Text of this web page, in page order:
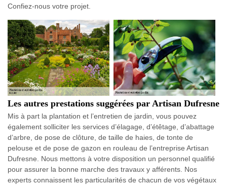
Confiez-nous votre projet.
Les autres prestations suggérées par Artisan Dufresne
Mis à part la plantation et l’entretien de jardin, vous pouvez
également solliciter les services d’élagage, d’étêtage, d’abattage
d’arbre, de pose de clôture, de taille de haies, de tonte de
pelouse et de pose de gazon en rouleau de l’entreprise Artisan
Dufresne. Nous mettons à votre disposition un personnel qualifié
pour assurer la bonne marche des travaux y afférents. Nos
experts connaissent les particularités de chacun de vos végétaux